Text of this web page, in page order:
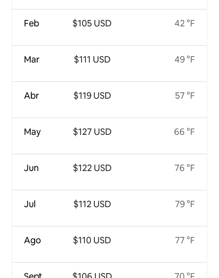
Feb
Mar
Abr
May
Jun
Jul
Ago
$105 USD
$111 USD
$119 USD
$127 USD
$122 USD
$112 USD
$110 USD
42 °F
49 °F
57 °F
66 °F
76 °F
79 °F
77 °F